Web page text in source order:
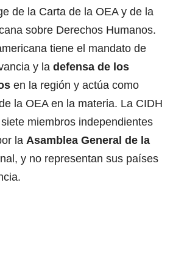
de la Carta de la OEA y de la
sobre Derechos Humanos.
tiene el mandato de
y la defensa de los
en la región y actúa como
la OEA en la materia. La CIDH
miembros independientes
la Asamblea General de la
y no representan sus países